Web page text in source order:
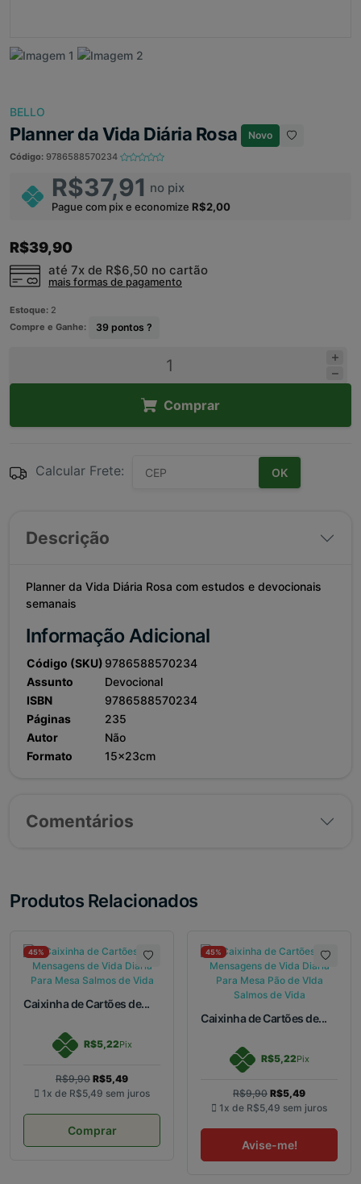
BELLO
Planner da Vida Diária Rosa Novo
Código: 9786588570234
R$37,91 no pix
Pague com pix e economize R$2,00
R$39,90
até 7x de R$6,50 no cartão
mais formas de pagamento
Estoque: 2
Compre e Ganhe:
39 pontos ?
Comprar
Calcular Frete: OK
Descrição
Planner da Vida Diária Rosa com estudos e devocionais
semanais
Informação Adicional
Código (SKU) 9786588570234
Assunto
Devocional
ISBN
9786588570234
Páginas
235
Autor
Não
Formato
15x23cm
Comentários
Produtos Relacionados
45%
Caixinha de Cartões de...
R$5,22Pix
R$9,90 R$5,49
1x de R$5,49 sem juros
Comprar
45%
Caixinha de Cartões de...
R$5,22Pix
R$9,90 R$5,49
1x de R$5,49 sem juros
Avise-me!